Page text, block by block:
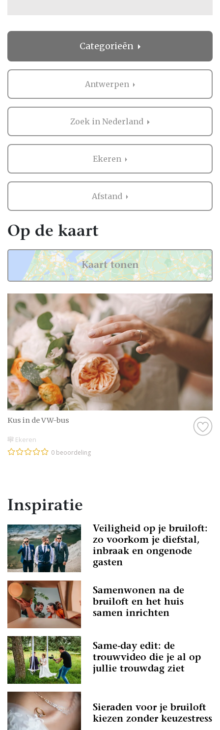
Categorieën
Antwerpen
Zoek in Nederland
Ekeren
Afstand
Kus in de VW-bus
Ekeren
0 beoordeling
Op de kaart
Kaart tonen
Inspiratie
Veiligheid op je bruiloft:
zo voorkom je diefstal,
inbraak en ongenode
gasten
Samenwonen na de
bruiloft en het huis
samen inrichten
Same-day edit: de
trouwvideo die je al op
jullie trouwdag ziet
Sieraden voor je bruiloft
kiezen zonder keuzestress